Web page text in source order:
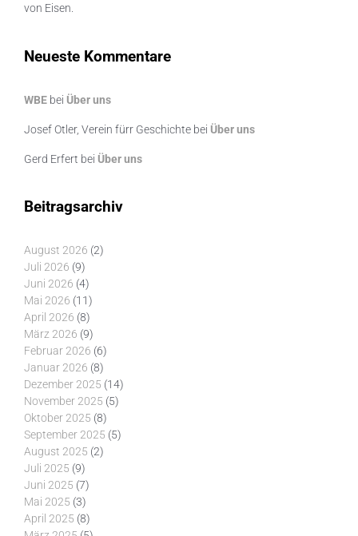
von Eisen.
Neueste Kommentare
WBE bei Über uns
Josef Otler, Verein fürr Geschichte bei Über uns
Gerd Erfert bei Über uns
Beitragsarchiv
August 2026 (2)
Juli 2026 (9)
Juni 2026 (4)
Mai 2026 (11)
April 2026 (8)
März 2026 (9)
Februar 2026 (6)
Januar 2026 (8)
Dezember 2025 (14)
November 2025 (5)
Oktober 2025 (8)
September 2025 (5)
August 2025 (2)
Juli 2025 (9)
Juni 2025 (7)
Mai 2025 (3)
April 2025 (8)